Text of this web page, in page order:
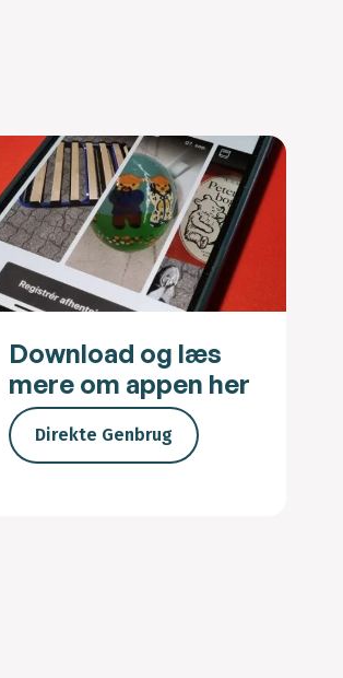
Download og læs
mere om appen her
Direkte Genbrug